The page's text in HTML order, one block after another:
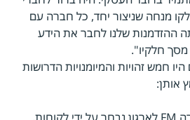
מנחה שניצור יחד, כל חברה עם
ההזדמנות שלנו לחבר את הידע
חלקיו".
חמש זהויות והמיומנויות הדרושות
אותן: